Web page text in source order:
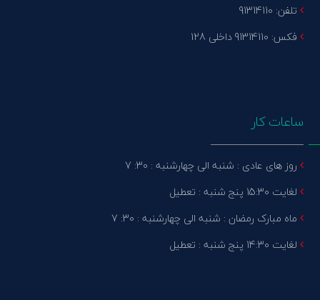
تلفن: 91314110
فکس: 91314110 داخلی 128
ساعات کار
روز های عادی : شنبه الی چهارشنبه : 30: 7
لغایت 15:30 پنج شنبه : تعطیل
ماه مبارک رمضان : شنبه الی چهارشنبه : 30: 7
لغایت 14:30 پنج شنبه : تعطیل